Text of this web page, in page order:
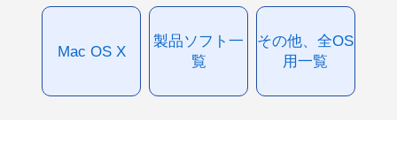
Mac OS X
製品ソフト一
覧
その他、全OS
用一覧